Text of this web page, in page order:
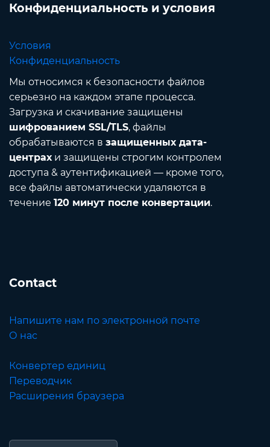
Конфиденциальность и условия
Условия
Конфиденциальность
Мы относимся к безопасности файлов
серьезно на каждом этапе процесса.
Загрузка и скачивание защищены
шифрованием SSL/TLS, файлы
обрабатываются в защищенных дата-
центрахи защищены строгим контролем
доступа & аутентификацией — кроме того,
все файлы автоматически удаляются в
течение 120 минут после конвертации.
Contact
Напишите нам по электронной почте
О нас
Конвертер единиц
Переводчик
Расширения браузера